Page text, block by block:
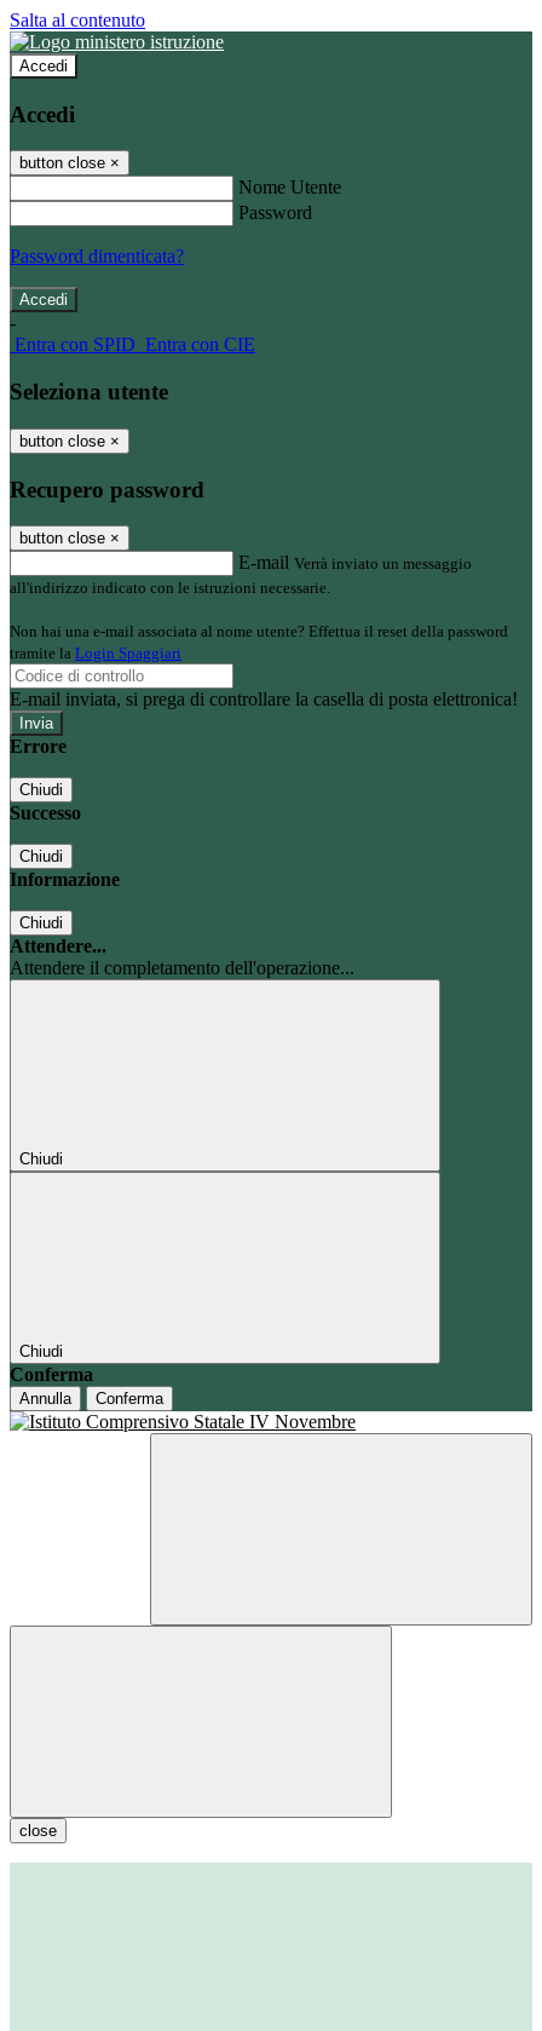
Salta al contenuto
Accedi
Accedi
button close ×
Nome Utente
Password
Password dimenticata?
-
Entra con SPID Entra con CIE
Seleziona utente
button close ×
Recupero password
button close ×
E-mail Verrà inviato un messaggio
all'indirizzo indicato con le istruzioni necessarie.
Non hai una e-mail associata al nome utente? Effettua il reset della password
tramite la Login Spaggiari
E-mail inviata, si prega di controllare la casella di posta elettronica!
Errore
Chiudi
Successo
Chiudi
Informazione
Chiudi
Attendere...
Attendere il completamento dell'operazione...
Chiudi
Chiudi
Conferma
Annulla Conferma
close